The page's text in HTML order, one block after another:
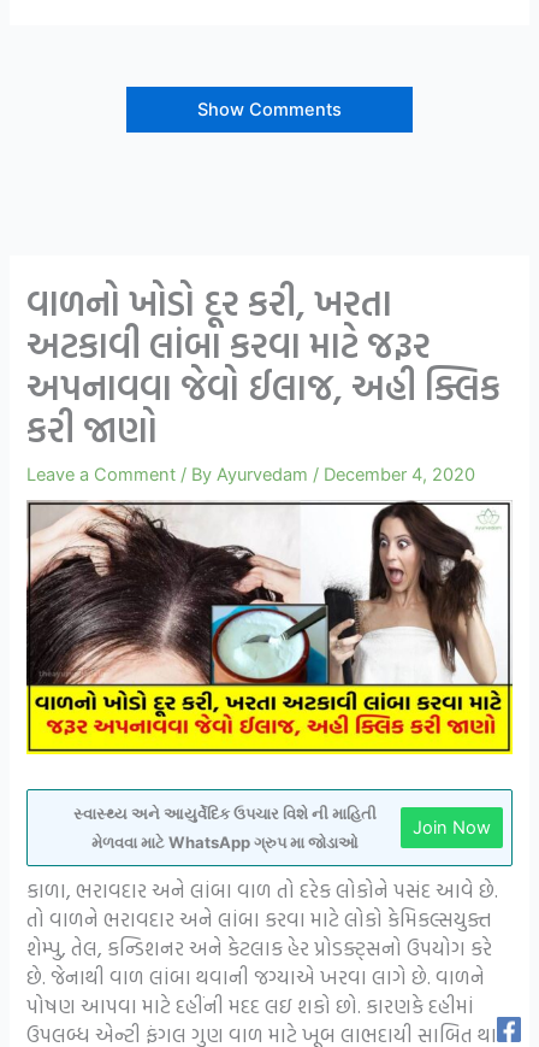
Show Comments
વાળનો ખોડો દૂર કરી, ખરતા
અટકાવી લાંબા કરવા માટે જરૂર
અપનાવવા જેવો ઈલાજ, અહી ક્લિક
કરી જાણો
Leave a Comment / By Ayurvedam / December 4, 2020
સ્વાસ્થ્ય અને આયુર્વેદિક ઉપચાર વિશે ની માહિતી
મેળવવા માટે WhatsApp ગ્રુપ મા જોડાઓ
Join Now
કાળા, ભરાવદાર અને લાંબા વાળ તો દરેક લોકોને પસંદ આવે છે.
તો વાળને ભરાવદાર અને લાંબા કરવા માટે લોકો કેમિકલ્સયુક્ત
શેમ્પુ, તેલ, કન્ડિશનર અને કેટલાક હેર પ્રોડક્ટ્સનો ઉપયોગ કરે
છે. જેનાથી વાળ લાંબા થવાની જગ્યાએ ખરવા લાગે છે. વાળને
પોષણ આપવા માટે દહીંની મદદ લઇ શકો છો. કારણકે દહીમાં
ઉપલબ્ધ એન્ટી ફંગલ ગુણ વાળ માટે ખૂબ લાભદાયી સાબિત થાય